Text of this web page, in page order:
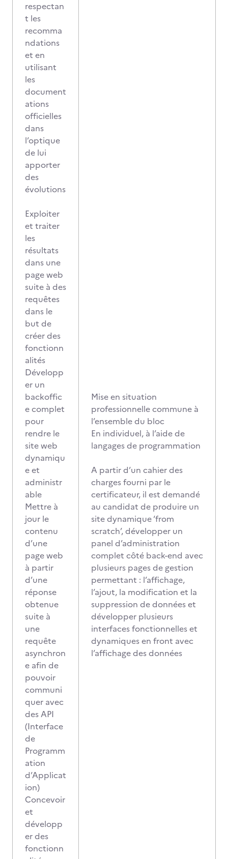
respectan
t les
recomma
ndations
et en
utilisant
les
document
ations
officielles
dans
l’optique
de lui
apporter
des
évolutions
Exploiter
et traiter
les
résultats
dans une
page web
suite à des
requêtes
dans le
but de
créer des
fonctionn
alités
Développ
er un
backoffic
e complet
pour
rendre le
site web
dynamiqu
e et
administr
able
Mettre à
jour le
contenu
d’une
page web
à partir
d’une
réponse
obtenue
suite à
une
requête
asynchron
e afin de
pouvoir
communi
quer avec
des API
(Interface
de
Programm
ation
d’Applicat
ion)
Concevoir
et
développ
er des
fonctionn
Mise en situation
professionnelle commune à
l’ensemble du bloc
En individuel, à l’aide de
langages de programmation
A partir d’un cahier des
charges fourni par le
certificateur, il est demandé
au candidat de produire un
site dynamique ‘from
scratch’, développer un
panel d’administration
complet côté back-end avec
plusieurs pages de gestion
permettant : l’affichage,
l’ajout, la modification et la
suppression de données et
développer plusieurs
interfaces fonctionnelles et
dynamiques en front avec
l’affichage des données